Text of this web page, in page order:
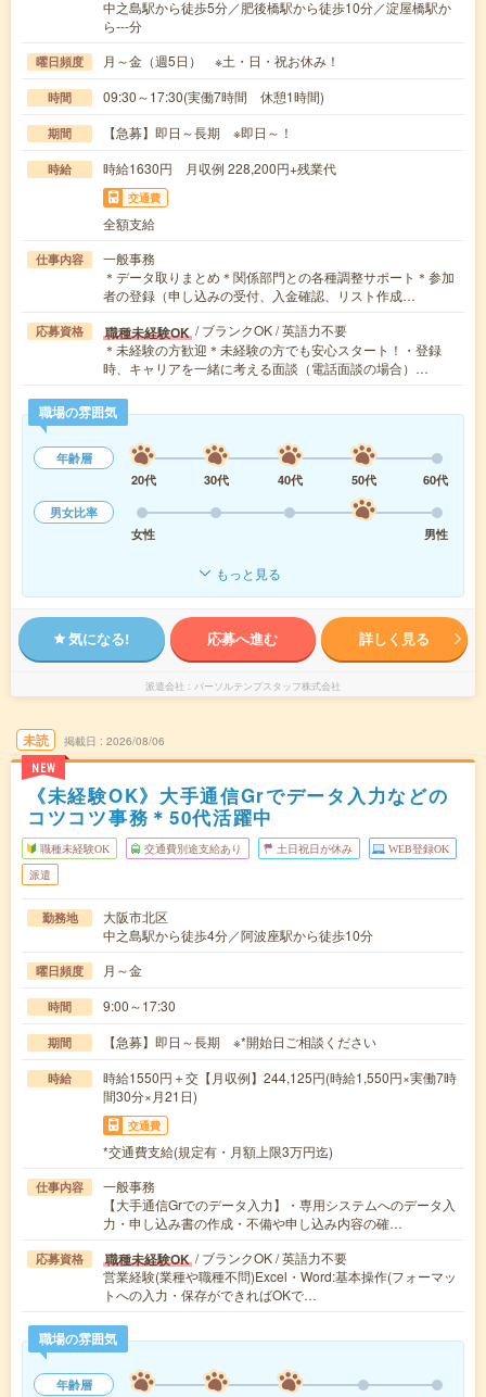
中之島駅から徒歩5分／肥後橋駅から徒歩10分／淀屋橋駅か
ら---分
曜日頻度 月～金（週5日） ※土・日・祝お休み！
時間 09:30～17:30(実働7時間 休憩1時間)
期間 【急募】即日～長期 ※即日～！
時給 時給1630円 月収例 228,200円+残業代
交通費
全額支給
仕事内容
一般事務
＊データ取りまとめ＊関係部門との各種調整サポート＊参加
者の登録（申し込みの受付、入金確認、リスト作成…
応募資格 職種未経験OK / ブランクOK / 英語力不要
＊未経験の方歓迎＊未経験の方でも安心スタート！・登録
時、キャリアを一緒に考える面談（電話面談の場合）…
職場の雰囲気
年齢層
20代
30代 40代 50代
60代
男女比率
女性
男性
もっと見る
気になる! 応募へ進む 詳しく見る
派遣会社 パーソルテンプスタッフ株式会社
未読
NEW
掲載日 2026/08/06
《未経験OK》大手通信Grでデータ入力などの
コツコツ事務＊50代活躍中
職種未経験OK 交通費別途支給あり 土日祝日が休み WEB登録OK
派遣
勤務地
大阪市北区
中之島駅から徒歩4分／阿波座駅から徒歩10分
曜日頻度 月～金
時間 9:00～17:30
期間 【急募】即日～長期 ※*開始日ご相談ください
時給
時給1550円＋交【月収例】244,125円(時給1,550円×実働7時
間30分×月21日)
交通費
*交通費支給(規定有・月額上限3万円迄)
仕事内容
一般事務
【大手通信Grでのデータ入力】・専用システムへのデータ入
力・申し込み書の作成・不備や申し込み内容の確…
応募資格 職種未経験OK / ブランクOK / 英語力不要
営業経験(業種や職種不問)Excel・Word:基本操作(フォーマッ
トへの入力・保存ができればOKで…
職場の雰囲気
年齢層